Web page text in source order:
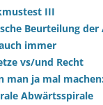
III
Beurteilung der
immer
vs/und Recht
man ja mal
Abwärtsspirale